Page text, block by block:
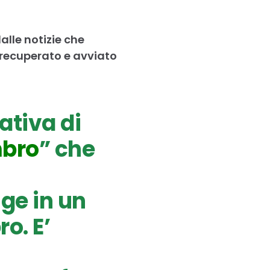
notizie che
e avviato
di
” che
in un
E’